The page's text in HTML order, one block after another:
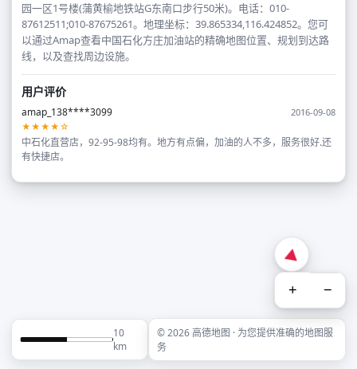
园一区1号楼(蒲黄榆地铁站G东南口步行50米)。电话：010-
87612511;010-87675261。地理坐标：39.865334,116.424852。您可
以通过Amap查看中国石化方庄加油站的精确地图位置、规划到达路
线，以及查找周边设施。
用户评价
amap_138****3099
2016-09-08
★★★★☆
中石化直营店，92-95-98均有。地方有点偏，加油的人不多，服务很好.还
有快捷店。
+ −
10
km
© 2026 高德地图 · 为您提供准确的地图服
务